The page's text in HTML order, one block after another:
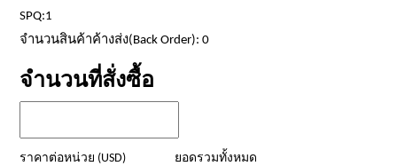
SPQ:1
จำนวนสินค้าค้างส่ง(Back Order): 0
จำนวนที่สั่งซื้อ
ราคาต่อหน่วย (USD) ยอดรวมทั้งหมด